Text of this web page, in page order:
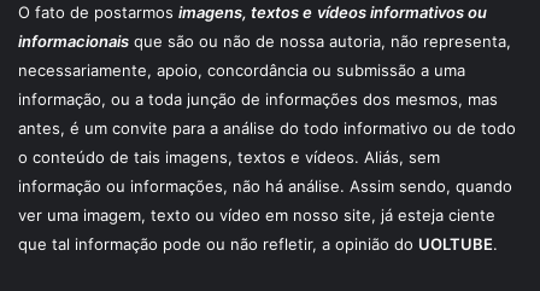
O fato de postarmos imagens, textos e vídeos informativos ou
informacionais que são ou não de nossa autoria, não representa,
necessariamente, apoio, concordância ou submissão a uma
informação, ou a toda junção de informações dos mesmos, mas
antes, é um convite para a análise do todo informativo ou de todo
o conteúdo de tais imagens, textos e vídeos. Aliás, sem
informação ou informações, não há análise. Assim sendo, quando
ver uma imagem, texto ou vídeo em nosso site, já esteja ciente
que tal informação pode ou não refletir, a opinião do UOLTUBE.